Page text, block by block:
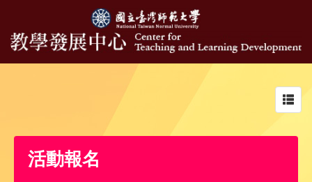
活動報名